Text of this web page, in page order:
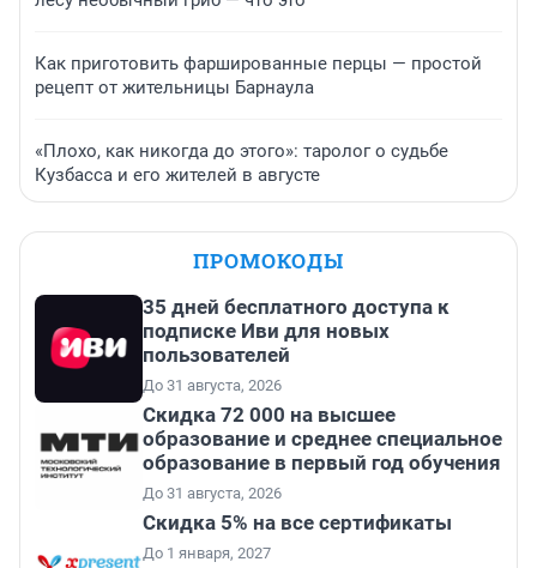
Как приготовить фаршированные перцы — простой
рецепт от жительницы Барнаула
«Плохо, как никогда до этого»: таролог о судьбе
Кузбасса и его жителей в августе
ПРОМОКОДЫ
35 дней бесплатного доступа к
подписке Иви для новых
пользователей
До 31 августа, 2026
Скидка 72 000 на высшее
образование и среднее специальное
образование в первый год обучения
До 31 августа, 2026
Скидка 5% на все сертификаты
До 1 января, 2027